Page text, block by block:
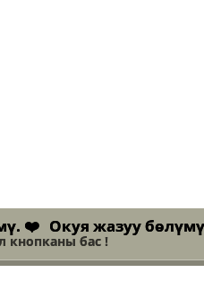
Окуя жазуу
кнопканы бас !